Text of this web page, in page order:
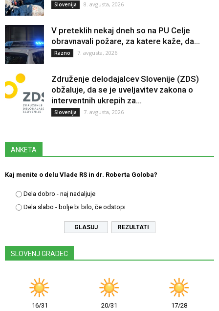
Slovenija 8. avgusta, 2026
V preteklih nekaj dneh so na PU Celje
obravnavali požare, za katere kaže, da...
Razno 7. avgusta, 2026
Združenje delodajalcev Slovenije (ZDS)
obžaluje, da se je uveljavitev zakona o
interventnih ukrepih za...
Slovenija 7. avgusta, 2026
ANKETA
Kaj menite o delu Vlade RS in dr. Roberta Goloba?
Dela dobro - naj nadaljuje
Dela slabo - bolje bi bilo, če odstopi
REZULTATI
SLOVENJ GRADEC
16/31
20/31
17/28